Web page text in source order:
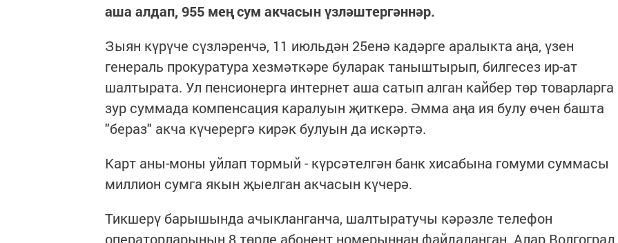
аша алдап, 955 мең сум акчасын үзләштергәннәр.
Зыян күрүче сүзләренчә, 11 июльдән 25енә кадәрге аралыкта аңа, үзен
генераль прокуратура хезмәткәре буларак таныштырып, билгесез ир-ат
шалтырата. Ул пенсионерга интернет аша сатып алган кайбер төр товарларга
зур суммада компенсация каралуын җиткерә. Әмма аңа ия булу өчен башта
"бераз" акча күчерергә кирәк булуын да искәртә.
Карт аны-моны уйлап тормый - күрсәтелгән банк хисабына гомуми суммасы
миллион сумга якын җыелган акчасын күчерә.
Тикшерү барышында ачыкланганча, шалтыратучы кәрәзле телефон
операторларының 8 төрле абонент номерыннан файдаланган. Алар Волгоград,